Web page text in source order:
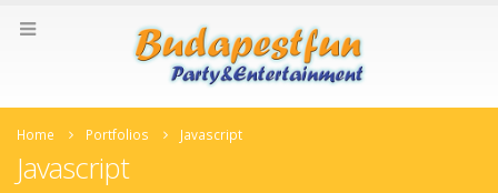
Home Portfolios Javascript
Javascript